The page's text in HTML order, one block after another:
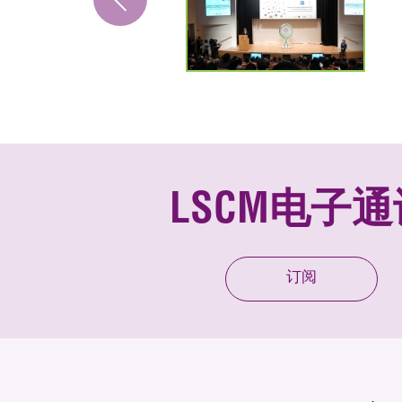
LSCM电子
订阅